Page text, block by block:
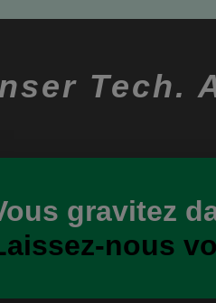
Tech.
gravitez
nous